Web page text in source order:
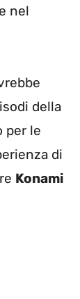
nel
della
per le
di
Konami